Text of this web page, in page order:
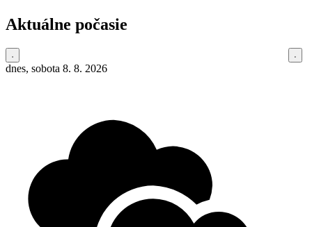
Aktuálne počasie
dnes, sobota 8. 8. 2026